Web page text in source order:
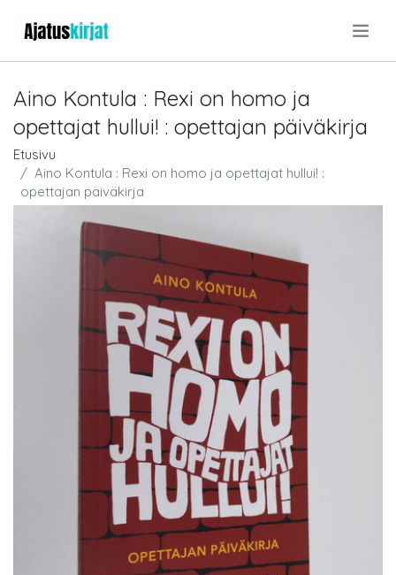
Aino Kontula : Rexi on homo ja
opettajat hullui! : opettajan päiväkirja
Etusivu
Aino Kontula : Rexi on homo ja opettajat hullui! :
opettajan päiväkirja